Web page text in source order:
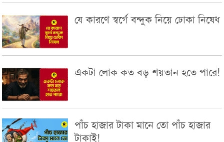
যে কারণে স্বর্গে বন্দুক নিয়ে ঢোকা নিষেধ
একটা লোক কত বড় শয়তান হতে পারে!
পাঁচ হাজার টাকা মানে তো পাঁচ হাজার
টাকাই!